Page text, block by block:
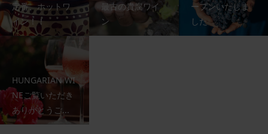
定番、ホットワ
イン！！
最古の貴腐ワイ
ン
ープンいたしま
した
HUNGARIAN WI
NEご覧いただき
ありがとうご...